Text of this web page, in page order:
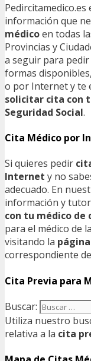
información que
médicoen todas
Provincias y
a seguir para
formas
o por Internet y te
solicitar cita con
Seguridad Social.
Cita Médico por
Si quieres pedir
Internet y no
adecuado. En
información y
con tu médico de
para el médico de
visitando la
correspondiente
Cita Previa para
Buscar:
Utiliza nuestro
relativa a la cita